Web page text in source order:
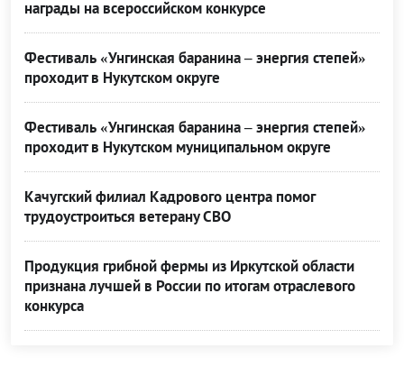
награды на всероссийском конкурсе
Фестиваль «Унгинская баранина – энергия степей»
проходит в Нукутском округе
Фестиваль «Унгинская баранина – энергия степей»
проходит в Нукутском муниципальном округе
Качугский филиал Кадрового центра помог
трудоустроиться ветерану СВО
Продукция грибной фермы из Иркутской области
признана лучшей в России по итогам отраслевого
конкурса